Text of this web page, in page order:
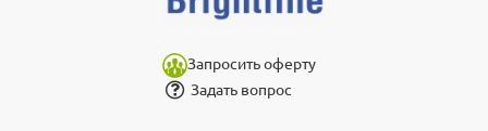
Запросить оферту
Задать вопрос